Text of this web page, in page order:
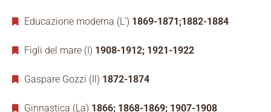
Educazione moderna (L’) 1869-1871;1882-1884
Figli del mare (I) 1908-1912; 1921-1922
Gaspare Gozzi (Il) 1872-1874
Ginnastica (La) 1866; 1868-1869; 1907-1908